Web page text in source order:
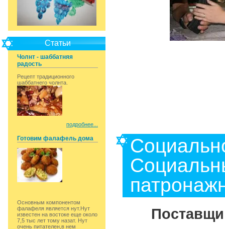
Статьи
Чолнт - шаббатняя
радость
Рецепт традиционного
шаббатнего чолнта.
подробнее...
Готовим фалафель дома
Основным компонентом
фалафеля является нут.Нут
известен на востоке еще около
7,5 тыс лет тому назат. Нут
очень питателен,в нем